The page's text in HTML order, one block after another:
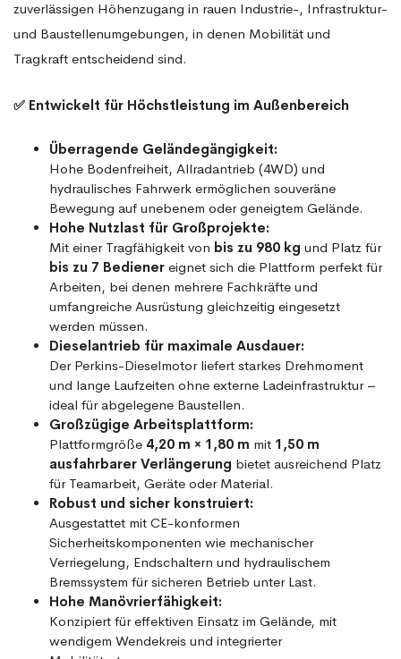
zuverlässigen Höhenzugang in rauen Industrie-, Infrastruktur-
und Baustellenumgebungen, in denen Mobilität und
Tragkraft entscheidend sind.
✅ Entwickelt für Höchstleistung im Außenbereich
Überragende Geländegängigkeit:
Hohe Bodenfreiheit, Allradantrieb (4WD) und
hydraulisches Fahrwerk ermöglichen souveräne
Bewegung auf unebenem oder geneigtem Gelände.
Hohe Nutzlast für Großprojekte:
Mit einer Tragfähigkeit von bis zu 980 kg und Platz für
bis zu 7 Bediener eignet sich die Plattform perfekt für
Arbeiten, bei denen mehrere Fachkräfte und
umfangreiche Ausrüstung gleichzeitig eingesetzt
werden müssen.
Dieselantrieb für maximale Ausdauer:
Der Perkins-Dieselmotor liefert starkes Drehmoment
und lange Laufzeiten ohne externe Ladeinfrastruktur –
ideal für abgelegene Baustellen.
Großzügige Arbeitsplattform:
Plattformgröße 4,20 m × 1,80 m mit 1,50 m
ausfahrbarer Verlängerung bietet ausreichend Platz
für Teamarbeit, Geräte oder Material.
Robust und sicher konstruiert:
Ausgestattet mit CE-konformen
Sicherheitskomponenten wie mechanischer
Verriegelung, Endschaltern und hydraulischem
Bremssystem für sicheren Betrieb unter Last.
Hohe Manövrierfähigkeit:
Konzipiert für effektiven Einsatz im Gelände, mit
wendigem Wendekreis und integrierter